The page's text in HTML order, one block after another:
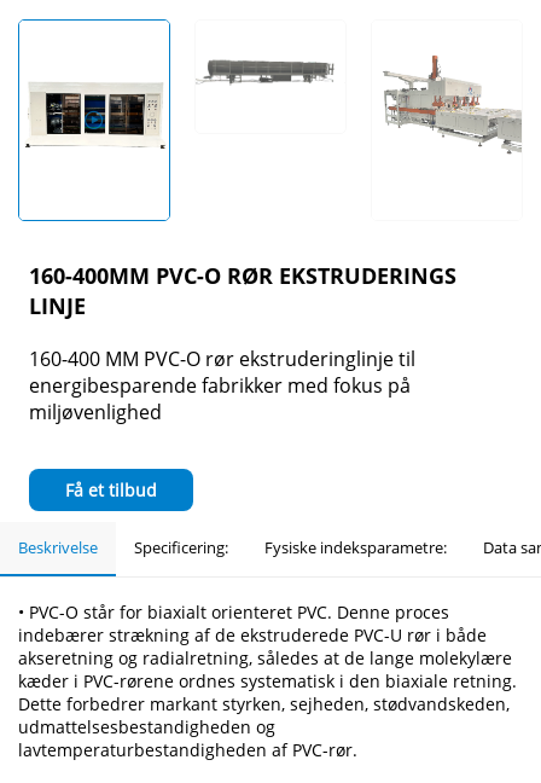
160-400MM PVC-O RØR EKSTRUDERINGS
LINJE
160-400 MM PVC-O rør ekstruderinglinje til
energibesparende fabrikker med fokus på
miljøvenlighed
Få et tilbud
Beskrivelse Specificering: Fysiske indeksparametre: Data
• PVC-O står for biaxialt orienteret PVC. Denne proces
indebærer strækning af de ekstruderede PVC-U rør i både
akseretning og radialretning, således at de lange molekylære
kæder i PVC-rørene ordnes systematisk i den biaxiale retning.
Dette forbedrer markant styrken, sejheden, stødvandskeden,
udmattelsesbestandigheden og
lavtemperaturbestandigheden af PVC-rør.